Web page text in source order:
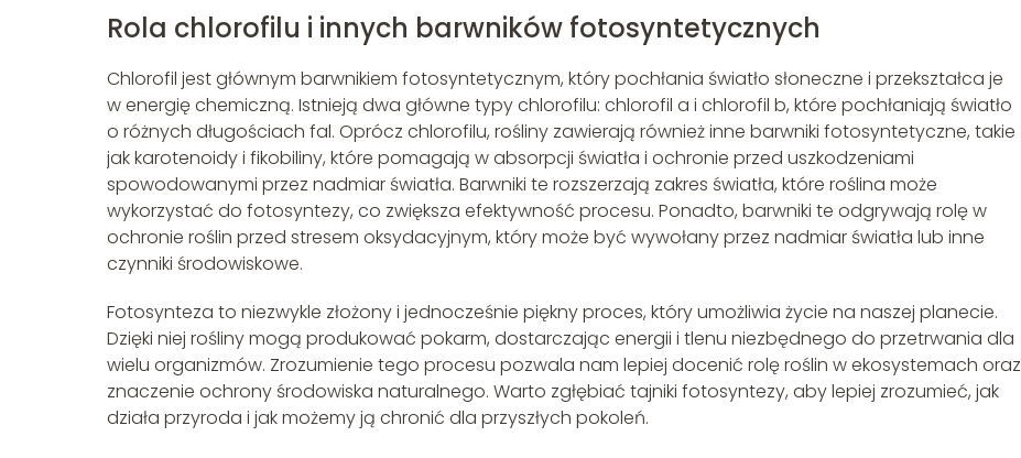
Rola chlorofilu i innych barwników fotosyntetycznych
Chlorofil jest głównym barwnikiem fotosyntetycznym, który pochłania światło słoneczne i przekształca je
w energię chemiczną. Istnieją dwa główne typy chlorofilu: chlorofil a i chlorofil b, które pochłaniają światło
o różnych długościach fal. Oprócz chlorofilu, rośliny zawierają również inne barwniki fotosyntetyczne, takie
jak karotenoidy i fikobiliny, które pomagają w absorpcji światła i ochronie przed uszkodzeniami
spowodowanymi przez nadmiar światła. Barwniki te rozszerzają zakres światła, które roślina może
wykorzystać do fotosyntezy, co zwiększa efektywność procesu. Ponadto, barwniki te odgrywają rolę w
ochronie roślin przed stresem oksydacyjnym, który może być wywołany przez nadmiar światła lub inne
czynniki środowiskowe.
Fotosynteza to niezwykle złożony i jednocześnie piękny proces, który umożliwia życie na naszej planecie.
Dzięki niej rośliny mogą produkować pokarm, dostarczając energii i tlenu niezbędnego do przetrwania dla
wielu organizmów. Zrozumienie tego procesu pozwala nam lepiej docenić rolę roślin w ekosystemach oraz
znaczenie ochrony środowiska naturalnego. Warto zgłębiać tajniki fotosyntezy, aby lepiej zrozumieć, jak
działa przyroda i jak możemy ją chronić dla przyszłych pokoleń.